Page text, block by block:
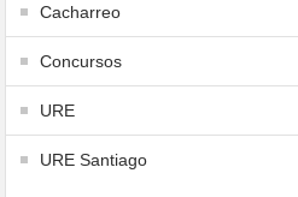
Cacharreo
Concursos
URE
URE Santiago